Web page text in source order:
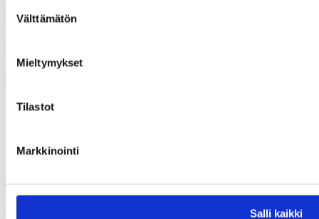
valinta
Välttämätön
Mieltymykset
Tilastot
Markkinointi
Salli kaikki
uudistumisen rakennetuesta,